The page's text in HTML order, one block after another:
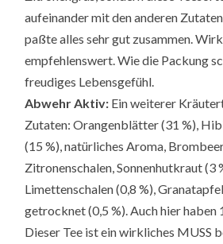
aufeinander mit den anderen
paßte alles sehr gut zusammen.
empfehlenswert. Wie die Packung
freudiges Lebensgefühl.
Abwehr Aktiv: Ein weiterer
Zutaten: Orangenblätter (31 %),
(15 %), natürliches Aroma,
Zitronenschalen, Sonnenhutkraut (3
Limettenschalen (0,8 %),
getrocknet (0,5 %). Auch hier haben
Dieser Tee ist ein wirkliches MUSS